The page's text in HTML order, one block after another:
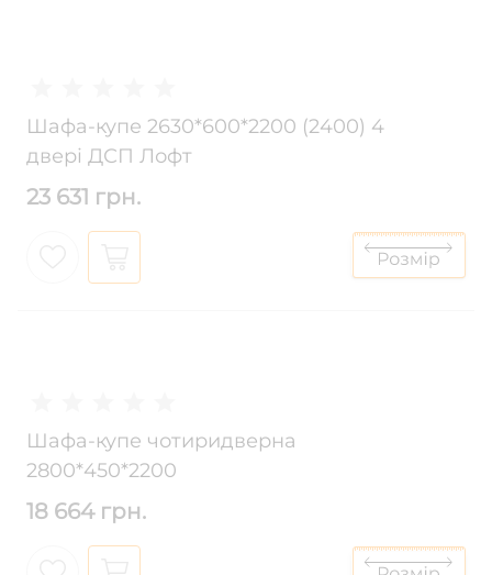
Шафа-купе 2630*600*2200 (2400) 4
двері ДСП Лофт
23 631 грн.
Шафа-купе чотиридверна
2800*450*2200
18 664 грн.